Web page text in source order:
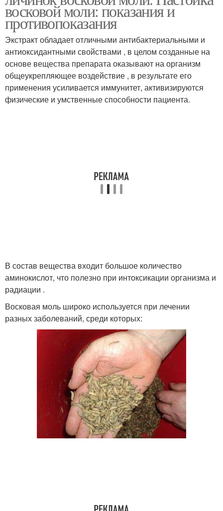
восковой моли: показания и
противопоказания
Экстракт обладает отличными антибактериальными и
антиоксидантными свойствами , в целом созданные на
основе вещества препарата оказывают на организм
общеукрепляющее воздействие , в результате его
применения усиливается иммунитет, активизируются
физические и умственные способности пациента.
В состав вещества входит большое количество
аминокислот, что полезно при интоксикации организма и
радиации .
Восковая моль широко используется при лечении
разных заболеваний, среди которых: